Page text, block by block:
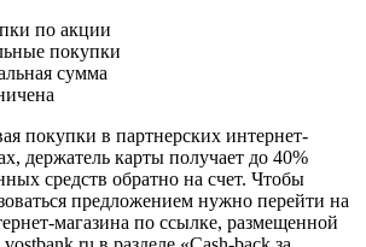
по акции
покупки
сумма
покупки в партнерских интернет-
держатель карты получает до 40%
средств обратно на счет. Чтобы
предложением нужно перейти на
магазина по ссылке, размещенной